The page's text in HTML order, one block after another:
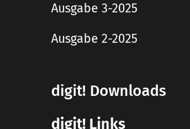
Ausgabe 3-2025
Ausgabe 2-2025
digit! Downloads
digit! Links